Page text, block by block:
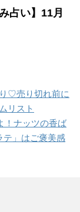
占い】11月
♡売り切れ前に
リスト
！ナッツの香ば
テ」はご褒美感